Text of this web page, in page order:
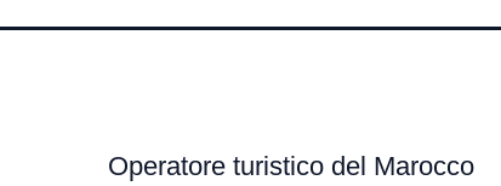
Operatore turistico del Marocco